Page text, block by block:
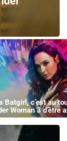
Batgirl, c’est au
Woman 3 d’être